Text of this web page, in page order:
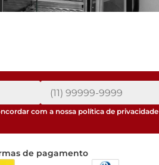
com a nossa política de privacidade
de pagamento